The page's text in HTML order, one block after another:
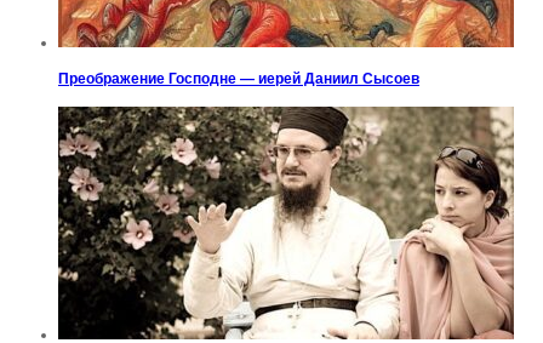
Преображение Господне — иерей Даниил Сысоев